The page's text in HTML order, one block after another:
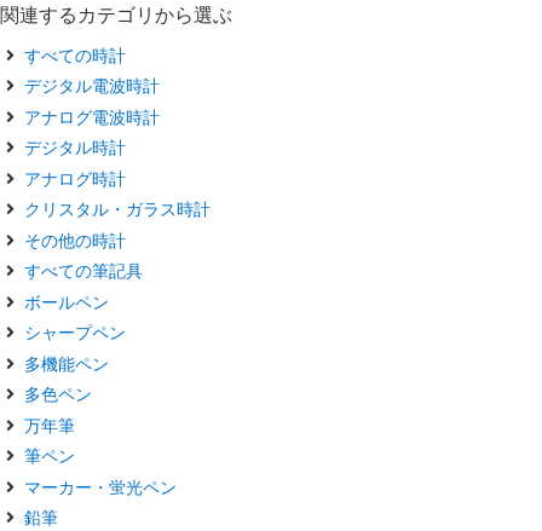
関連するカテゴリから選ぶ
すべての時計
デジタル電波時計
アナログ電波時計
デジタル時計
アナログ時計
クリスタル・ガラス時計
その他の時計
すべての筆記具
ボールペン
シャープペン
多機能ペン
多色ペン
万年筆
筆ペン
マーカー・蛍光ペン
鉛筆